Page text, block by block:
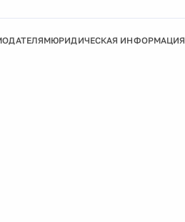
ЮРИДИЧЕСКАЯ ИНФОРМАЦИЯ